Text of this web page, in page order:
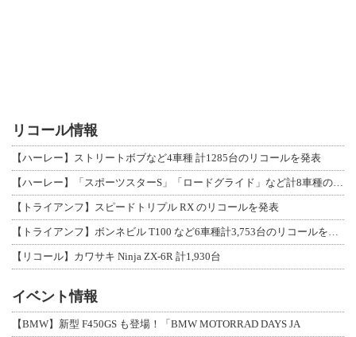
リコール情報
【ハーレー】ストリートボブなど4車種 計1285台のリコールを発表
【ハーレー】「スポーツスターS」「ロードグライド」など計8車種のリコールを発表
【トライアンフ】スピードトリプル RX のリコールを発表
【トライアンフ】ボンネビル T100 など6車種計3,753台のリコールを発表
【リコール】カワサキ Ninja ZX-6R 計1,930台
イベント情報
【BMW】新型 F450GS も登場！「BMW MOTORRAD DAYS JA